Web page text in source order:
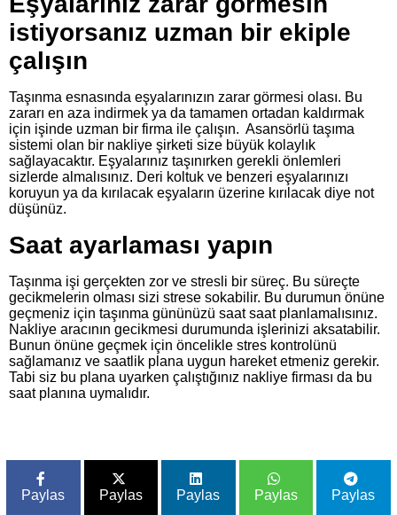
istiyorsanız uzman bir ekiple
çalışın
Taşınma esnasında eşyalarınızın zarar görmesi olası. Bu
zararı en aza indirmek ya da tamamen ortadan kaldırmak
için işinde uzman bir firma ile çalışın. Asansörlü taşıma
sistemi olan bir nakliye şirketi size büyük kolaylık
sağlayacaktır. Eşyalarınız taşınırken gerekli önlemleri
sizlerde almalısınız. Deri koltuk ve benzeri eşyalarınızı
koruyun ya da kırılacak eşyaların üzerine kırılacak diye not
düşünüz.
Saat ayarlaması yapın
Taşınma işi gerçekten zor ve stresli bir süreç. Bu süreçte
gecikmelerin olması sizi strese sokabilir. Bu durumun önüne
geçmeniz için taşınma gününüzü saat saat planlamalısınız.
Nakliye aracının gecikmesi durumunda işlerinizi aksatabilir.
Bunun önüne geçmek için öncelikle stres kontrolünü
sağlamanız ve saatlik plana uygun hareket etmeniz gerekir.
Tabi siz bu plana uyarken çalıştığınız nakliye firması da bu
saat planına uymalıdır.
Paylas Paylas Paylas Paylas Paylas